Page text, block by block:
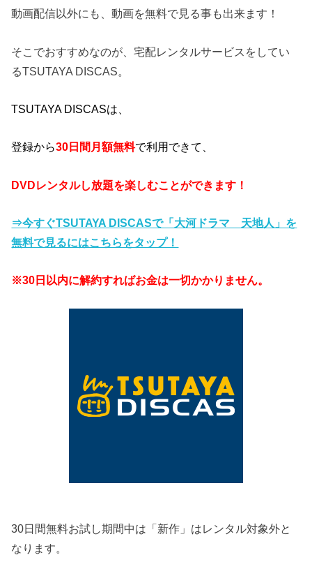
動画配信以外にも、動画を無料で見る事も出来ます！
そこでおすすめなのが、宅配レンタルサービスをしてい
るTSUTAYA DISCAS。
TSUTAYA DISCASは、
登録から30日間月額無料で利用できて、
DVDレンタルし放題を楽しむことができます！
⇒今すぐTSUTAYA DISCASで「大河ドラマ 天地人」を
無料で見るにはこちらをタップ！
※30日以内に解約すればお金は一切かかりません。
30日間無料お試し期間中は「新作」はレンタル対象外と
なります。